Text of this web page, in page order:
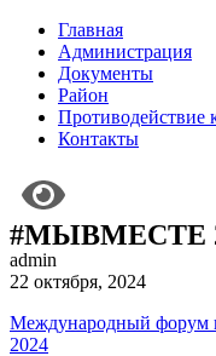
Главная
Администрация
Документы
Район
Противодействие
Контакты
#МЫВМЕСТЕ
admin
22 октября, 2024
Международный форум
2024